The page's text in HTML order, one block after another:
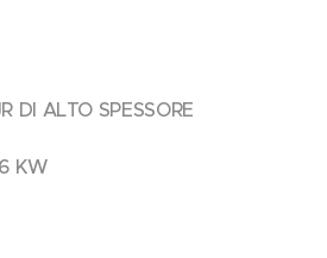
DI ALTO SPESSORE
KW